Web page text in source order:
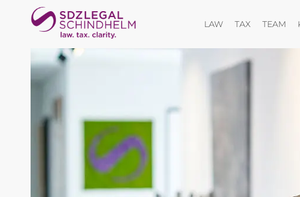
LAWMenü öffnen
TAXMenüTEAM